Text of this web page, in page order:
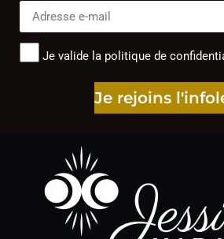
Je valide la politique de
Je rejoins